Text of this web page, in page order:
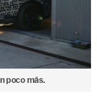
poco más.